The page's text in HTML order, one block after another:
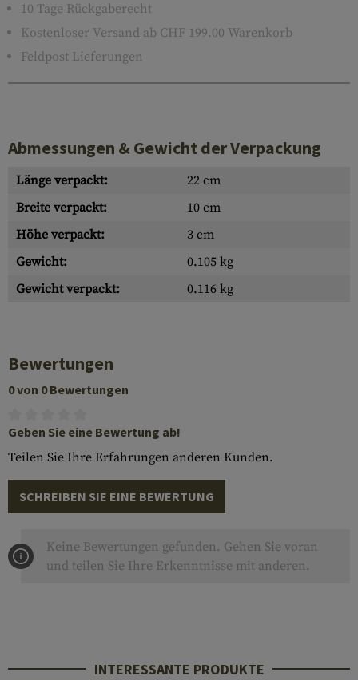
10 Tage Rückgaberecht
Kostenloser Versand ab CHF 199.00 Warenkorb
Feldpost Lieferungen
Abmessungen & Gewicht der Verpackung
Länge verpackt:
22 cm
Breite verpackt:
10 cm
Höhe verpackt:
3 cm
Gewicht:
0.105 kg
Gewicht verpackt:
0.116 kg
Bewertungen
0 von 0 Bewertungen
Geben Sie eine Bewertung ab!
Teilen Sie Ihre Erfahrungen anderen Kunden.
SCHREIBEN SIE EINE BEWERTUNG
Keine Bewertungen gefunden. Gehen Sie voran
und teilen Sie Ihre Erkenntnisse mit anderen.
INTERESSANTE PRODUKTE